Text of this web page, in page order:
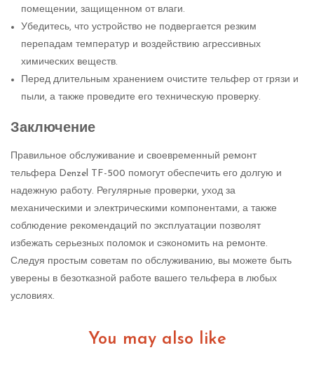
помещении, защищенном от влаги.
Убедитесь, что устройство не подвергается резким
перепадам температур и воздействию агрессивных
химических веществ.
Перед длительным хранением очистите тельфер от грязи и
пыли, а также проведите его техническую проверку.
Заключение
Правильное обслуживание и своевременный ремонт
тельфера Denzel TF-500 помогут обеспечить его долгую и
надежную работу. Регулярные проверки, уход за
механическими и электрическими компонентами, а также
соблюдение рекомендаций по эксплуатации позволят
избежать серьезных поломок и сэкономить на ремонте.
Следуя простым советам по обслуживанию, вы можете быть
уверены в безотказной работе вашего тельфера в любых
условиях.
You may also like